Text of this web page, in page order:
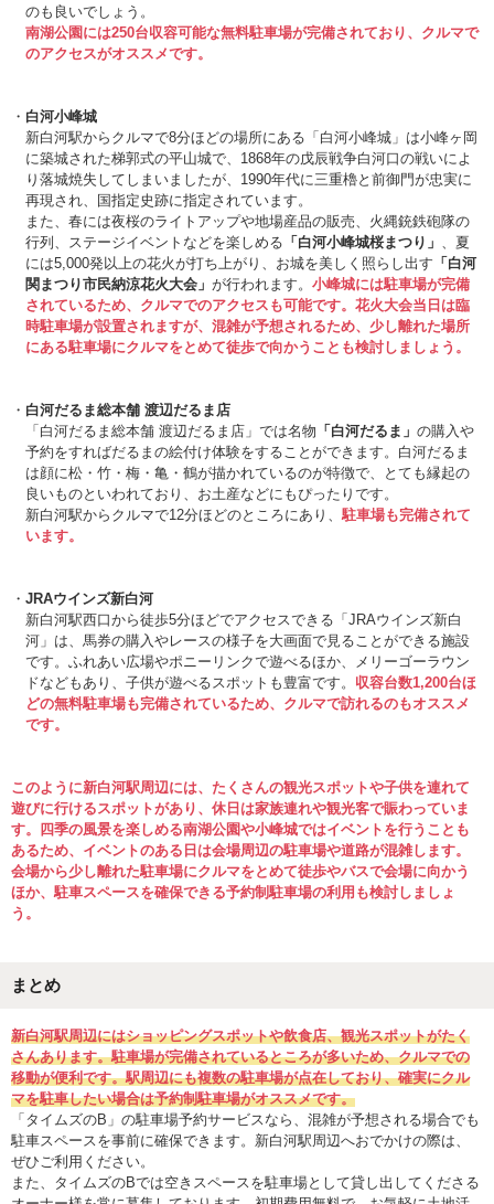
のも良いでしょう。
南湖公園には250台収容可能な無料駐車場が完備されており、クルマで
のアクセスがオススメです。
白河小峰城
新白河駅からクルマで8分ほどの場所にある「白河小峰城」は小峰ヶ岡
に築城された梯郭式の平山城で、1868年の戊辰戦争白河口の戦いによ
り落城焼失してしまいましたが、1990年代に三重櫓と前御門が忠実に
再現され、国指定史跡に指定されています。
また、春には夜桜のライトアップや地場産品の販売、火縄銃鉄砲隊の
行列、ステージイベントなどを楽しめる 「白河小峰城桜まつり」 、夏
には5,000発以上の花火が打ち上がり、お城を美しく照らし出す 「白河
関まつり市民納涼花火大会」 が行われます。 小峰城には駐車場が完備
されているため、クルマでのアクセスも可能です。花火大会当日は臨
時駐車場が設置されますが、混雑が予想されるため、少し離れた場所
にある駐車場にクルマをとめて徒歩で向かうことも検討しましょう。
白河だるま総本舗 渡辺だるま店
「白河だるま総本舗 渡辺だるま店」では名物 「白河だるま」 の購入や
予約をすればだるまの絵付け体験をすることができます。白河だるま
は顔に松・竹・梅・亀・鶴が描かれているのが特徴で、とても縁起の
良いものといわれており、お土産などにもぴったりです。
新白河駅からクルマで12分ほどのところにあり、駐車場も完備されて
います。
JRAウインズ新白河
新白河駅西口から徒歩5分ほどでアクセスできる「JRAウインズ新白
河」は、馬券の購入やレースの様子を大画面で見ることができる施設
です。ふれあい広場やポニーリンクで遊べるほか、メリーゴーラウン
ドなどもあり、子供が遊べるスポットも豊富です。 収容台数1,200台ほ
どの無料駐車場も完備されているため、クルマで訪れるのもオススメ
です。
このように新白河駅周辺には、たくさんの観光スポットや子供を連れて
遊びに行けるスポットがあり、休日は家族連れや観光客で賑わっていま
す。四季の風景を楽しめる南湖公園や小峰城ではイベントを行うことも
あるため、イベントのある日は会場周辺の駐車場や道路が混雑します。
会場から少し離れた駐車場にクルマをとめて徒歩やバスで会場に向かう
ほか、駐車スペースを確保できる予約制駐車場の利用も検討しましょ
う。
まとめ
新白河駅周辺にはショッピングスポットや飲食店、観光スポットがたく
さんあります。駐車場が完備されているところが多いため、クルマでの
移動が便利です。駅周辺にも複数の駐車場が点在しており、確実にクル
マを駐車したい場合は予約制駐車場がオススメです。
「タイムズのB」の駐車場予約サービスなら、混雑が予想される場合でも
駐車スペースを事前に確保できます。新白河駅周辺へおでかけの際は、
ぜひご利用ください。
また、タイムズのBでは空きスペースを駐車場として貸し出してくださる